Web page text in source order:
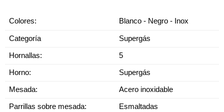
Colores: Blanco - Negro - Inox
Categoría Supergás
Hornallas: 5
Horno: Supergás
Mesada: Acero inoxidable
Parrillas sobre mesada: Esmaltadas